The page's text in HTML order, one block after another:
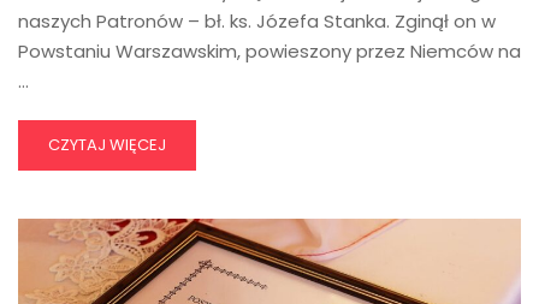
naszych Patronów – bł. ks. Józefa Stanka. Zginął on w
Powstaniu Warszawskim, powieszony przez Niemców na
…
CZYTAJ WIĘCEJ